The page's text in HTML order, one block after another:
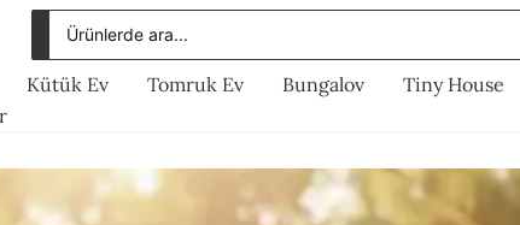
Search
for:
Kütük Ev Tomruk Ev Bungalov Tiny House